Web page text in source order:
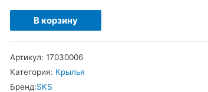
Количество
товара
Shockblade
II
В корзину
Артикул: 17030006
Категория: Крылья
Бренд:SKS